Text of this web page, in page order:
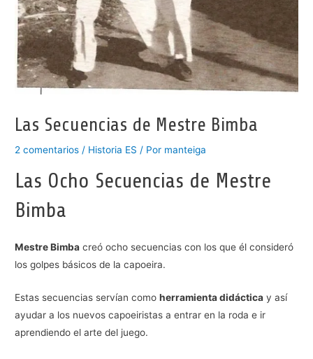
Las Secuencias de Mestre Bimba
2 comentarios / Historia ES / Por manteiga
Las Ocho Secuencias de Mestre
Bimba
Mestre Bimba creó ocho secuencias con los que él consideró
los golpes básicos de la capoeira.
Estas secuencias servían comoherramienta didáctica y así
ayudar a los nuevos capoeiristas a entrar en la roda e ir
aprendiendo el arte del juego.